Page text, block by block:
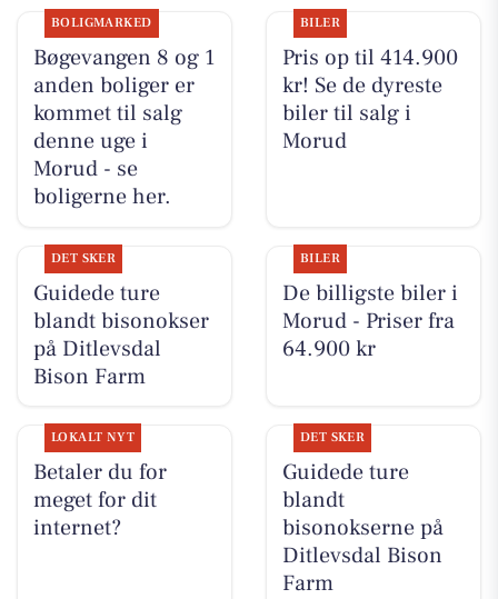
BOLIGMARKED
Bøgevangen 8 og 1
anden boliger er
kommet til salg
denne uge i
Morud - se
boligerne her.
BILER
Pris op til 414.900
kr! Se de dyreste
biler til salg i
Morud
DET SKER
Guidede ture
blandt bisonokser
på Ditlevsdal
Bison Farm
BILER
De billigste biler i
Morud - Priser fra
64.900 kr
LOKALT NYT
Betaler du for
meget for dit
internet?
DET SKER
Guidede ture
blandt
bisonokserne på
Ditlevsdal Bison
Farm